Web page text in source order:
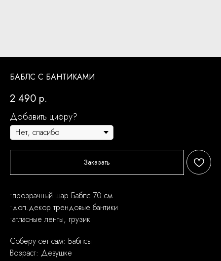
БАБЛС С БАНТИКАМИ
2 490 р.
Добавить цифру?
Заказать
•прозрачный шар Баблс 70 см
•доп.декор трендовые бантики
•атласные ленты, грузик
Соберу сет сам: Баблсы
Возраст: Девушке